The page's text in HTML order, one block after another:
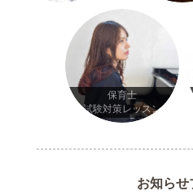
保育士
試験対策レッスン
お知らせ